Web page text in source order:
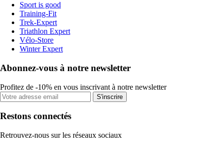
Sport is good
Training-Fit
Trek-Expert
Triathlon Expert
Vélo-Store
Winter Expert
Abonnez-vous à notre newsletter
Profitez de -10% en vous inscrivant à notre newsletter
S'inscrire
Restons connectés
Retrouvez-nous sur les réseaux sociaux